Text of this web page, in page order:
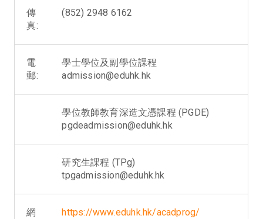
傳
真:
(852) 2948 6162
電
郵:
學士學位及副學位課程
admission@eduhk.hk
學位教師教育深造文憑課程 (PGDE)
pgdeadmission@eduhk.hk
研究生課程 (TPg)
tpgadmission@eduhk.hk
網
https://www.eduhk.hk/acadprog/